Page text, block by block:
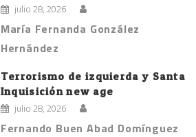
julio 28, 2026
María Fernanda González
Hernández
Terrorismo de izquierda y Santa
Inquisición new age
julio 28, 2026
Fernando Buen Abad Domínguez